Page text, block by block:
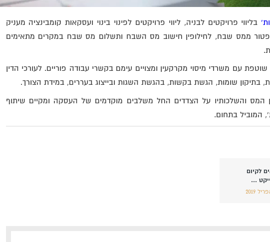
בליווי פרויקטים לבניה, ליווי פרויקטים לפינוי בינוי ועסקאות קומבינציה מעניק
פטור ממס שבח, לחילופין חישוב מס השבח ותשלום מס שבח במקרים מתאימים
שוטפת עם משרדי מיסוי מקרקעין ומצויים עימם בקשרי עבודה פוריים. לעורכי הדין
בתיקון שומות, הגשת בקשות, בהגשת השגות ובייצוג בעררים, במידת הצורך.
המס והשלכותיו על הצדדים החל משלבים מוקדמים של העסקה ומקיים שיתוף
המוביל בתחום.
לקיום
...
מתחם צה”ל
לפרטים